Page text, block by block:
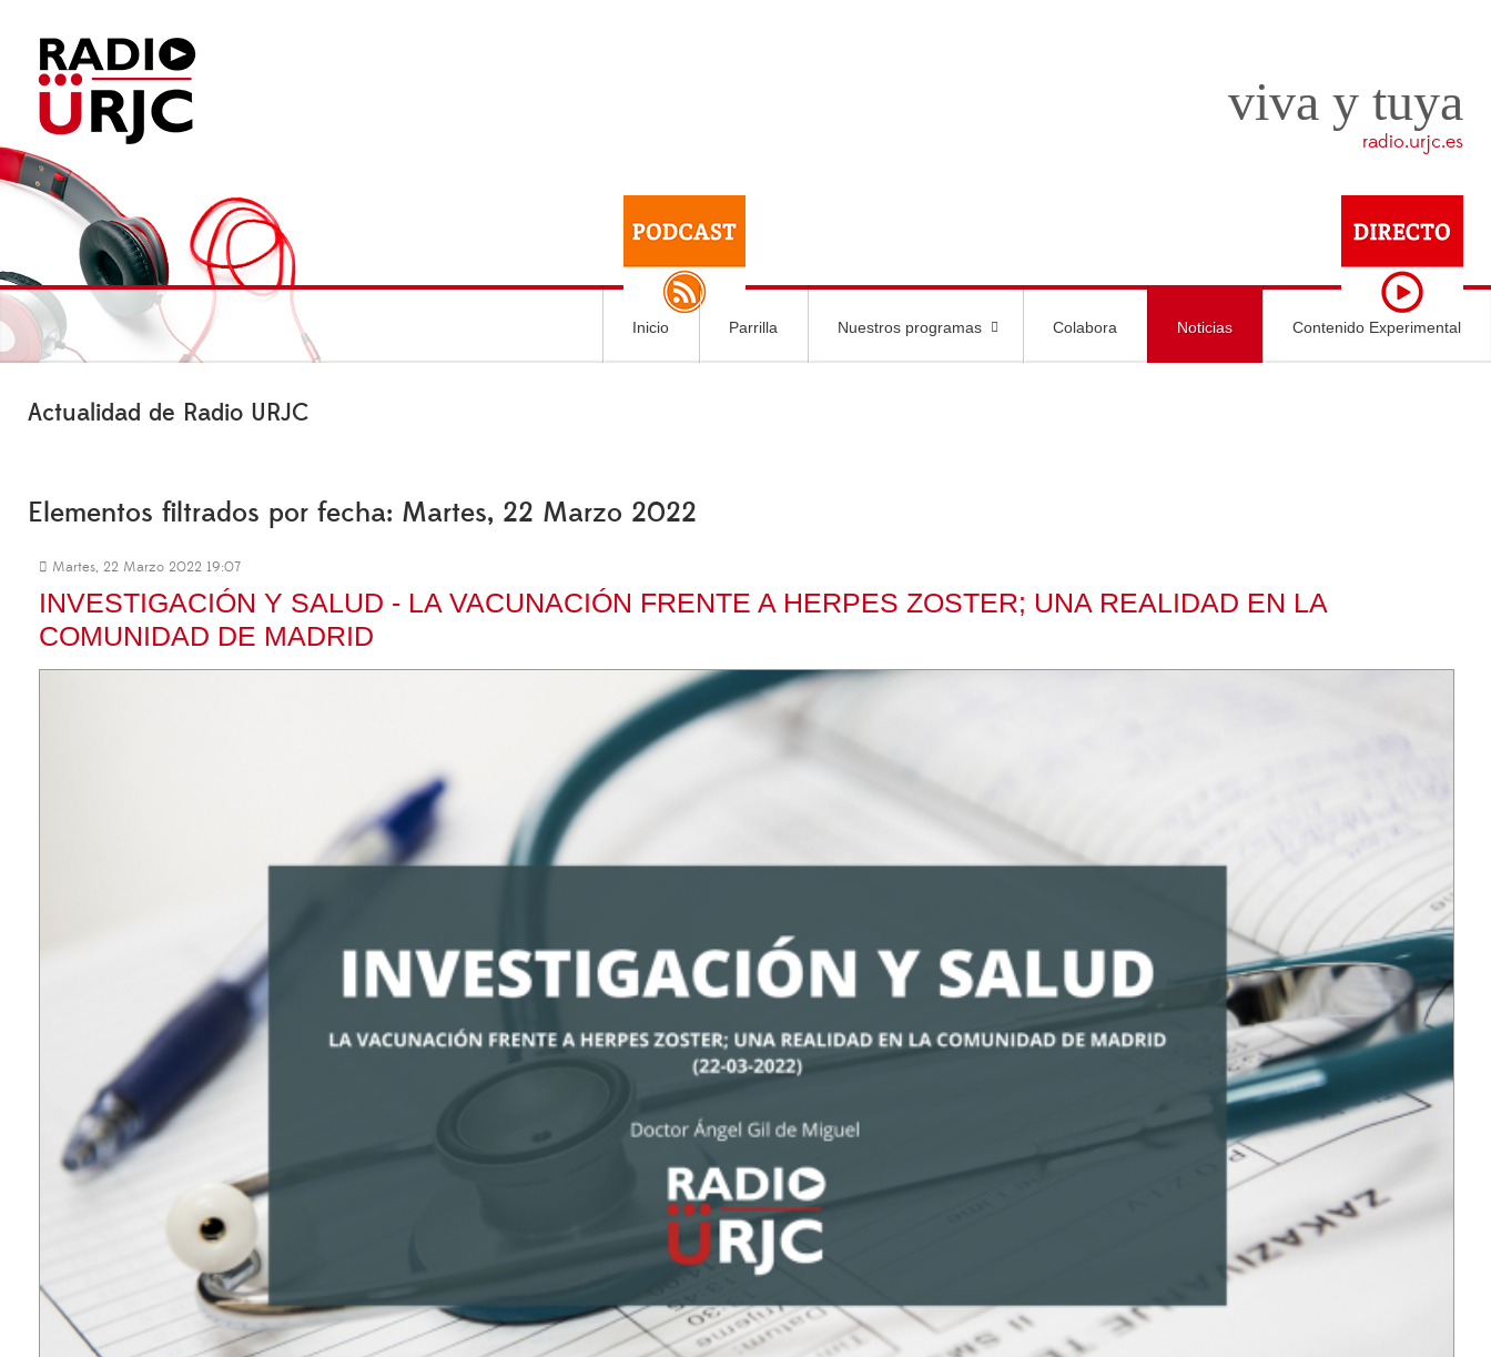
viva y tuya
radio.urjc.es
Inicio Parrilla Nuestros programas Colabora Noticias Contenido Experimental
Actualidad de Radio URJC
Elementos filtrados por fecha: Martes, 22 Marzo 2022
Martes, 22 Marzo 2022 19:07
INVESTIGACIÓN Y SALUD - LA VACUNACIÓN FRENTE A HERPES ZOSTER; UNA REALIDAD EN LA
COMUNIDAD DE MADRID